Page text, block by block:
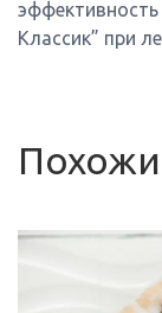
Классик” при